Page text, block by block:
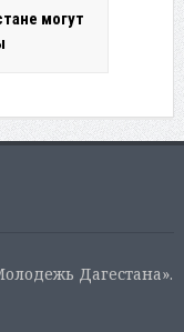
могут
Дагестана».